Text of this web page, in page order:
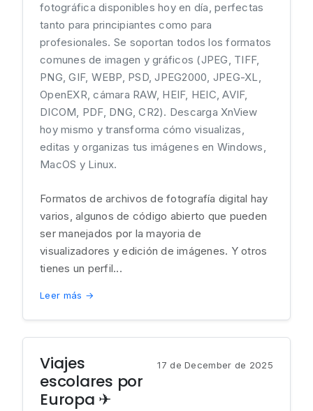
fotográfica disponibles hoy en día, perfectas
tanto para principiantes como para
profesionales. Se soportan todos los formatos
comunes de imagen y gráficos (JPEG, TIFF,
PNG, GIF, WEBP, PSD, JPEG2000, JPEG-XL,
OpenEXR, cámara RAW, HEIF, HEIC, AVIF,
DICOM, PDF, DNG, CR2). Descarga XnView
hoy mismo y transforma cómo visualizas,
editas y organizas tus imágenes en Windows,
MacOS y Linux.
Formatos de archivos de fotografía digital hay
varios, algunos de código abierto que pueden
ser manejados por la mayoria de
visualizadores y edición de imágenes. Y otros
tienes un perfil...
Leer más →
Viajes
escolares por
Europa ✈
17 de December de 2025